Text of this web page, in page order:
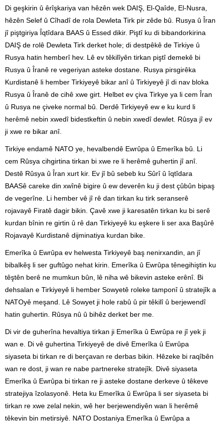
Di geşkirin û êrîşkariya van hêzên wek DAIŞ, El-Qaîde, El-Nusra,
hêzên Selef û Cîhadî de rola Dewleta Tirk pir zêde bû. Rusya û Îran
jî piştgiriya Îqtîdara BAAS û Essed dikir. Piştî ku di bibandorkirina
DAIŞ de rolê Dewleta Tirk derket hole; di destpêkê de Tirkiye û
Rusya hatin hemberî hev. Lê ev têkilîyên tirkan piştî demekê bi
Rusya û Îranê re vegeriyan asteke dostane. Rusya pirsgirêka
Kurdistanê li hember Tirkiyeyê bikar anî û Tirkiyeyê jî di nav bloka
Rusya û Îranê de cihê xwe girt. Helbet ev çiva Tirkye ya li cem Îran
û Rusya ne çiveke normal bû. Derdê Tirkiyeyê ew e ku kurd li
herêmê nebin xwedî bidestkeftin û nebin xwedî dewlet. Rûsya jî ev
ji xwe re bikar anî.
Tirkiye endamê NATO ye, hevalbendê Ewrûpa û Emerîka bû. Li
cem Rûsya cihgirtina tirkan bi xwe re li herêmê guhertin jî anî.
Destê Rûsya û Îran xurt kir. Ev jî bû sebeb ku Sûrî û îqtîdara
BAASê careke din xwînê bigire û ew deverên ku ji dest çûbûn bipaş
de vegerîne. Li hember vê jî rê dan tirkan ku tirk seranserê
rojavayê Firatê dagir bikin. Çavê xwe ji karesatên tirkan ku bi serê
kurdan bînin re girtin û rê dan Tirkiyeyê ku eşkere li ser axa Başûrê
Rojavayê Kurdistanê dijminatiya kurdan bike.
Emerîka û Ewrûpa ev helwesta Tirkiyeyê baş nenirxandin, an jî
bibalkêş li ser guftûgo nehat kirin. Emerîka û Ewrûpa tênegihiştin ku
têştên berê ne mumkun bûn, lê niha wê bikevin asteke erênî. Bi
dehsalan e Tirkiyeyê li hember Sowyetê roleke tamponî û stratejîk a
NATOyê meşand. Lê Sowyet ji hole rabû û pir têkilî û berjewendî
hatin guhertin. Rûsya nû û bihêz derket ber me.
Di vir de guherîna hevaltiya tirkan ji Emerîka û Ewrûpa re jî yek ji
wan e. Di vê guhertina Tirkiyeyê de divê Emerîka û Ewrûpa
siyaseta bi tirkan re di berçavan re derbas bikin. Hêzeke bi raqîbên
wan re dost, ji wan re nabe partnereke stratejîk. Divê siyaseta
Emerîka û Ewrûpa bi tirkan re ji asteke dostane derkeve û têkeve
stratejiya îzolasyonê. Heta ku Emerîka û Ewrûpa li ser siyaseta bi
tirkan re xwe zelal nekin, wê her berjewendiyên wan li herêmê
têkevin bin metirsiyê. NATO Dostaniya Emerîka û Ewrûpa a